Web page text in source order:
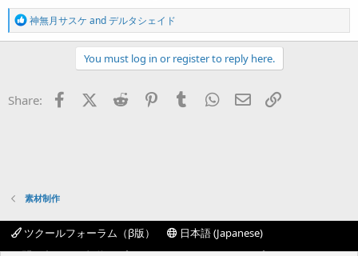
R
e
a
o
n
神無月サスケ andデルタシェイド
You must log in or register to reply here.
Share: FacebookX (Twitter)
Reddit PinterestTumblr WhatsApp
Eメール
素材制作
ツクールフォーラム（β版）
日本語 (Japanese)